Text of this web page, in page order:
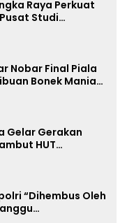
Raya Perkuat
Studi
Nobar Final Piala
Bonek Mania
Gelar Gerakan
HUT
“Dihembus Oleh